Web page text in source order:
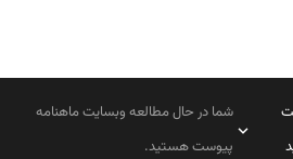
شما در حال مطالعه وبسایت ماهنامه
پیوست هستید.